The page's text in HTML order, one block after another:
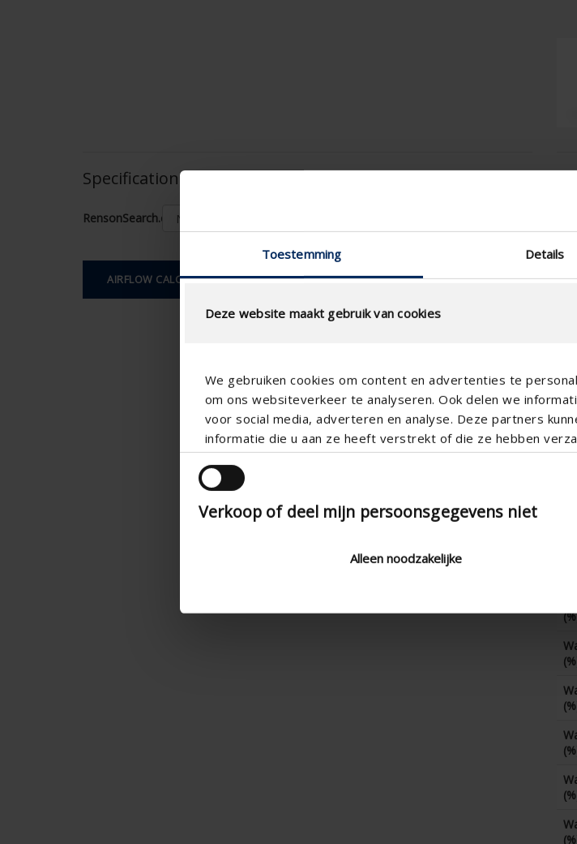
Toestemming Details
Deze website maakt gebruik van cookies
We gebruiken cookies om content en advertenties te
om ons websiteverkeer te analyseren. Ook delen we
voor social media, adverteren en analyse. Deze partners
informatie die u aan ze heeft verstrekt of die ze hebben
Verkoop of deel mijn persoonsgegevens niet
Alleen noodzakelijke
Specifications based on your calculation
RensonSearch.calculation.Gaastype
AIRFLOW CALCULATION